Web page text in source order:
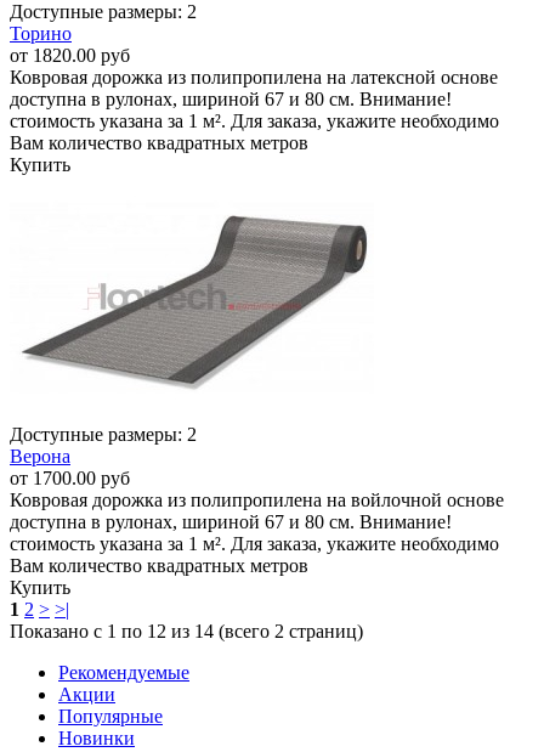
Доступные размеры: 2
Торино
от 1820.00 руб
Ковровая дорожка из полипропилена на латексной основе
доступна в рулонах, шириной 67 и 80 см. Внимание!
стоимость указана за 1 м². Для заказа, укажите необходимо
Вам количество квадратных метров
Купить
Доступные размеры: 2
Верона
от 1700.00 руб
Ковровая дорожка из полипропилена на войлочной основе
доступна в рулонах, шириной 67 и 80 см. Внимание!
стоимость указана за 1 м². Для заказа, укажите необходимо
Вам количество квадратных метров
Купить
1 2 > >|
Показано с 1 по 12 из 14 (всего 2 страниц)
Рекомендуемые
Акции
Популярные
Новинки